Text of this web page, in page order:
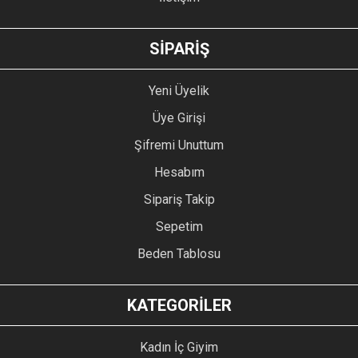
GÖNDER
SİPARİŞ
Yeni Üyelik
Üye Girişi
Şifremi Unuttum
Hesabım
Sipariş Takip
Sepetim
Beden Tablosu
KATEGORİLER
Kadın İç Giyim